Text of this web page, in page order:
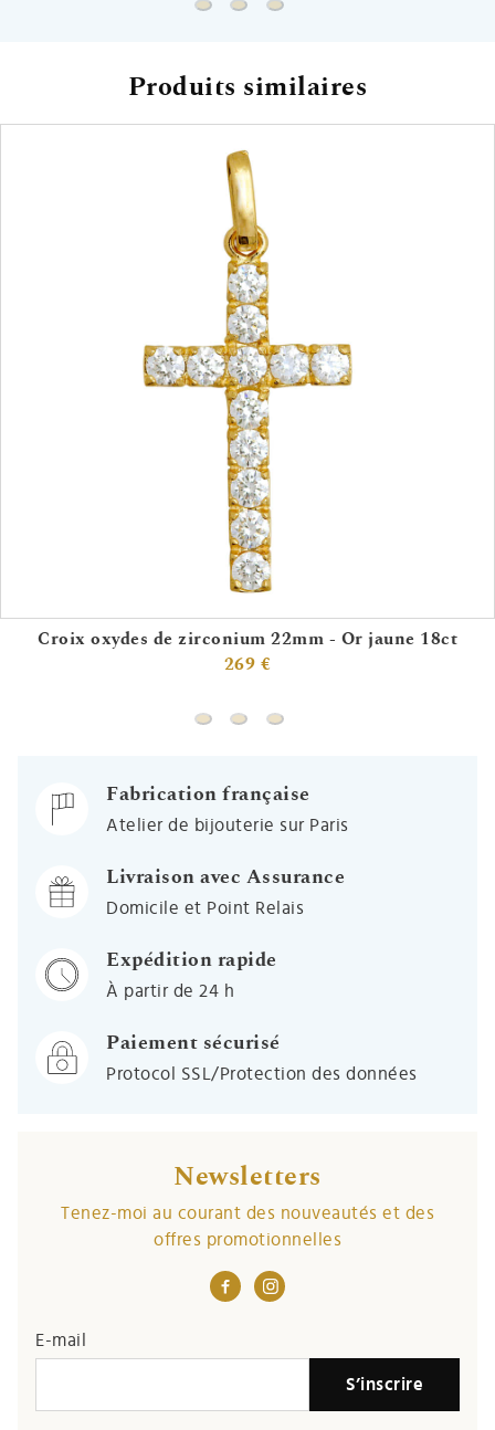
Produits similaires
Croix oxydes de zirconium 22mm - Or jaune 18ct
269 €
Fabrication française
Atelier de bijouterie sur Paris
Livraison avec Assurance
Domicile et Point Relais
Expédition rapide
À partir de 24 h
Paiement sécurisé
Protocol SSL/Protection des données
Newsletters
Tenez-moi au courant des nouveautés et des
offres promotionnelles
E-mail
S’inscrire